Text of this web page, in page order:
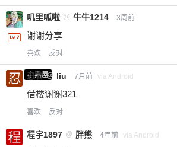
叽里呱啦 @ 牛牛1214 3周前
谢谢分享
喜欢 反对
小黑屋
忍者 @ liu 7月前 via Android
借楼谢谢321
喜欢 反对
程宇1897 @ 胖熊 4年前 via Android